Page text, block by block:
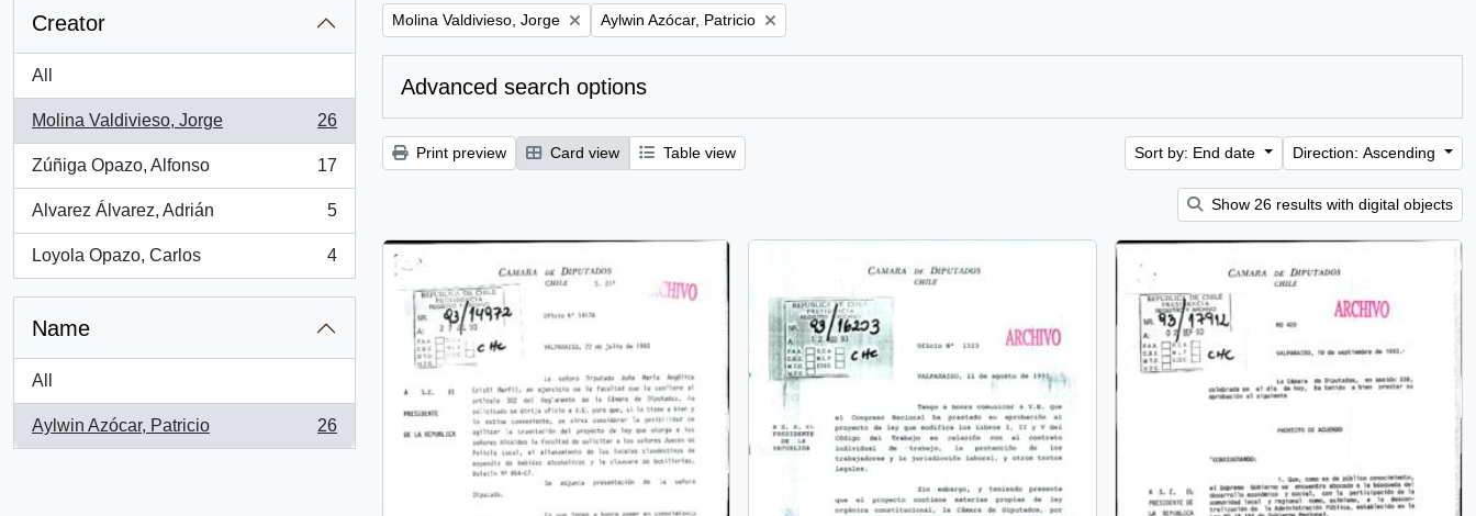
Creator
All
Molina Valdivieso, Jorge
, 26 results
26
Zúñiga Opazo, Alfonso
, 17 results
17
Alvarez Álvarez, Adrián
, 5 results
5
Loyola Opazo, Carlos
, 4 results
4
Name
All
Aylwin Azócar, Patricio
, 26 results
26
Remove filter:
Molina Valdivieso, Jorge Remove filter:
Aylwin Azócar, Patricio
Advanced search options
Print preview Card view Table view Sort by: End date Direction: Ascending
Show 26 results with digital objects